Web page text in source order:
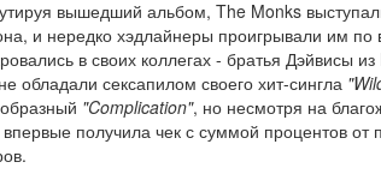
вышедший альбом, The Monks
и нередко хэдлайнеры проигрывали им по
в своих коллегах - братья Дэйвисы из
обладали сексапилом своего хит-сингла
"Complication", но несмотря на
впервые получила чек с суммой процентов